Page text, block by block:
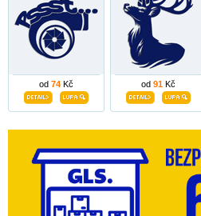
od 74 Kč od 91 Kč